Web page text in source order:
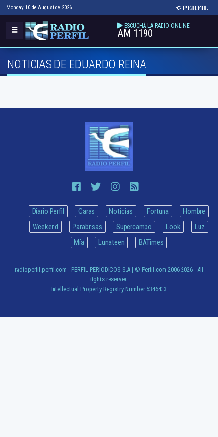
Monday 10 de August de 2026
ESCUCHÁ LA RADIO ONLINE
AM 1190
NOTICIAS DE EDUARDO REINA
Diario Perfil Caras Noticias Fortuna
Hombre
Weekend
Parabrisas Supercampo Look
Luz
Mía
Lunateen BATimes
radioperfil.perfil.com - PERFIL PERIODICOS S.A | © Perfil.com 2006-2026 - All
rights reserved
Intellectual Property Registry Number 5346433